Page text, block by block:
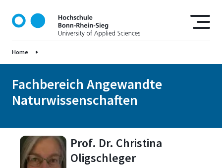
t
n
Home
Fachbereich Angewandte
Naturwissenschaften
Prof. Dr. Christina
Oligschleger